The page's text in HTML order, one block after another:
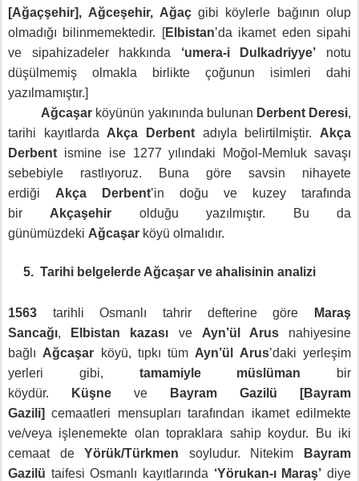
[Ağaçşehir], Ağceşehir, Ağaçgibi köylerle bağının olup
olmadığı bilinmemektedir. [Elbistan’da ikamet eden sipahi
ve sipahizadeler hakkında ‘umera-i Dulkadriyye’ notu
düşülmemiş olmakla birlikte çoğunun isimleri dahi
yazılmamıştır.]
Ağcaşar köyünün yakınında bulunan Derbent Deresi,
tarihi kayıtlarda Akça Derbent adıyla belirtilmiştir. Akça
Derbent ismine ise 1277 yılındaki Moğol-Memluk savaşı
sebebiyle rastlıyoruz. Buna göre savsin nihayete
erdiği Akça Derbent’in doğu ve kuzey tarafında
bir Akçaşehir olduğu yazılmıştır. Bu da
günümüzdeki Ağcaşar köyü olmalıdır.
5. Tarihi belgelerde Ağcaşar ve ahalisinin analizi
1563 tarihli Osmanlı tahrir defterine göre
Maraş
Sancağı, Elbistan kazası ve Ayn’ül Arusnahiyesine
bağlı Ağcaşar köyü, tıpkı tüm Ayn’ül Arus’daki yerleşim
yerleri gibi, tamamiyle müslüman bir
köydür.
Küşne ve
Bayram Gazilü [Bayram
Gazili] cemaatleri mensupları tarafından ikamet edilmekte
ve/veya işlenemekte olan topraklara sahip koydur. Bu iki
cemaat deYörük/Türkmen soyludur. Nitekim
Bayram
Gazilü taifesi Osmanlı kayıtlarında ‘Yörukan-ı Maraş’ diye